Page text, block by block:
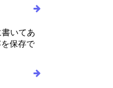
いてあ
保存で